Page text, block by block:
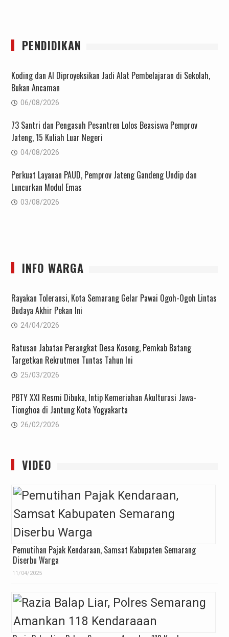
PENDIDIKAN
Koding dan AI Diproyeksikan Jadi Alat Pembelajaran di Sekolah,
Bukan Ancaman
06/08/2026
73 Santri dan Pengasuh Pesantren Lolos Beasiswa Pemprov
Jateng, 15 Kuliah Luar Negeri
04/08/2026
Perkuat Layanan PAUD, Pemprov Jateng Gandeng Undip dan
Luncurkan Modul Emas
03/08/2026
INFO WARGA
Rayakan Toleransi, Kota Semarang Gelar Pawai Ogoh-Ogoh Lintas
Budaya Akhir Pekan Ini
24/04/2026
Ratusan Jabatan Perangkat Desa Kosong, Pemkab Batang
Targetkan Rekrutmen Tuntas Tahun Ini
25/03/2026
PBTY XXI Resmi Dibuka, Intip Kemeriahan Akulturasi Jawa-
Tionghoa di Jantung Kota Yogyakarta
26/02/2026
VIDEO
Pemutihan Pajak Kendaraan, Samsat Kabupaten Semarang
Diserbu Warga
11/04/2025